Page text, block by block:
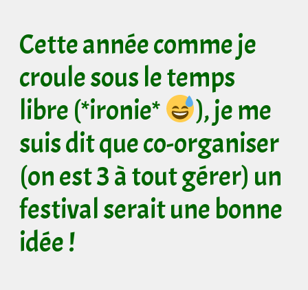
Actualités
Cette année comme je
croule sous le temps
libre (*ironie*
), je me
suis dit que co-organiser
(on est 3 à tout gérer) un
festival serait une bonne
idée !